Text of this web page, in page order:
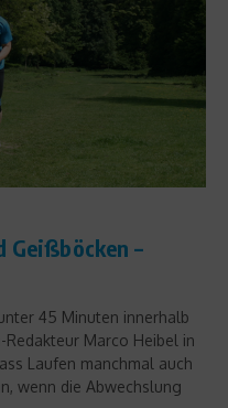
Geißböcken –
45 Minuten innerhalb
Marco Heibel in
Laufen manchmal auch
wenn die Abwechslung